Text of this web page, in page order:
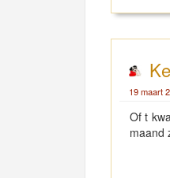
19 maart
Of t
maand